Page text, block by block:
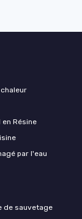
Résine
par l'eau
de sauvetage